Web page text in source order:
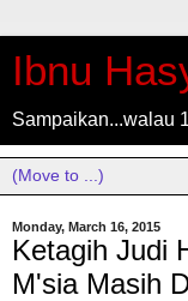
Ibnu
Sampaikan...walau
Monday, March 16, 2015
Ketagih Judi
M'sia Masih